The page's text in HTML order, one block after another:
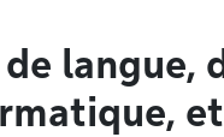
langue,